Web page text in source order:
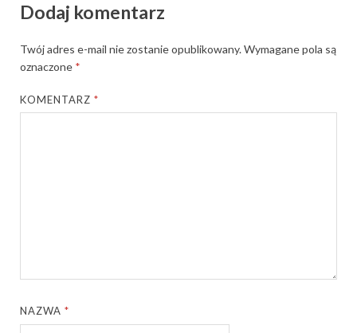
Dodaj komentarz
Twój adres e-mail nie zostanie opublikowany.Wymagane pola są
oznaczone *
KOMENTARZ*
NAZWA*